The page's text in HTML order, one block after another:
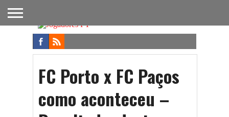
FUTEBOL
NACIONAL
FUTEBOL
INTERNACIONAL
NOTÍCIAS
ONDE
ASSISTIR
FUTEBOL
NA TV
APOSTAS
FC Porto x FC Paços
como aconteceu –